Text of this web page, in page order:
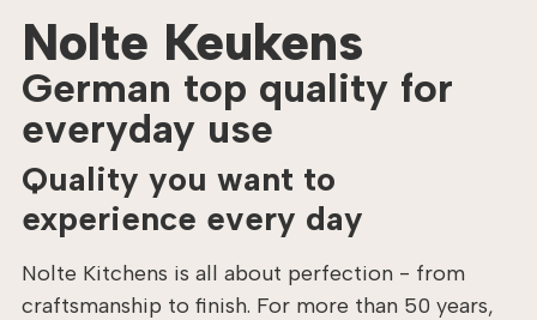
Nolte Keukens
German top quality for
everyday use
Quality you want to
experience every day
Nolte Kitchens is all about perfection - from
craftsmanship to finish. For more than 50 years,